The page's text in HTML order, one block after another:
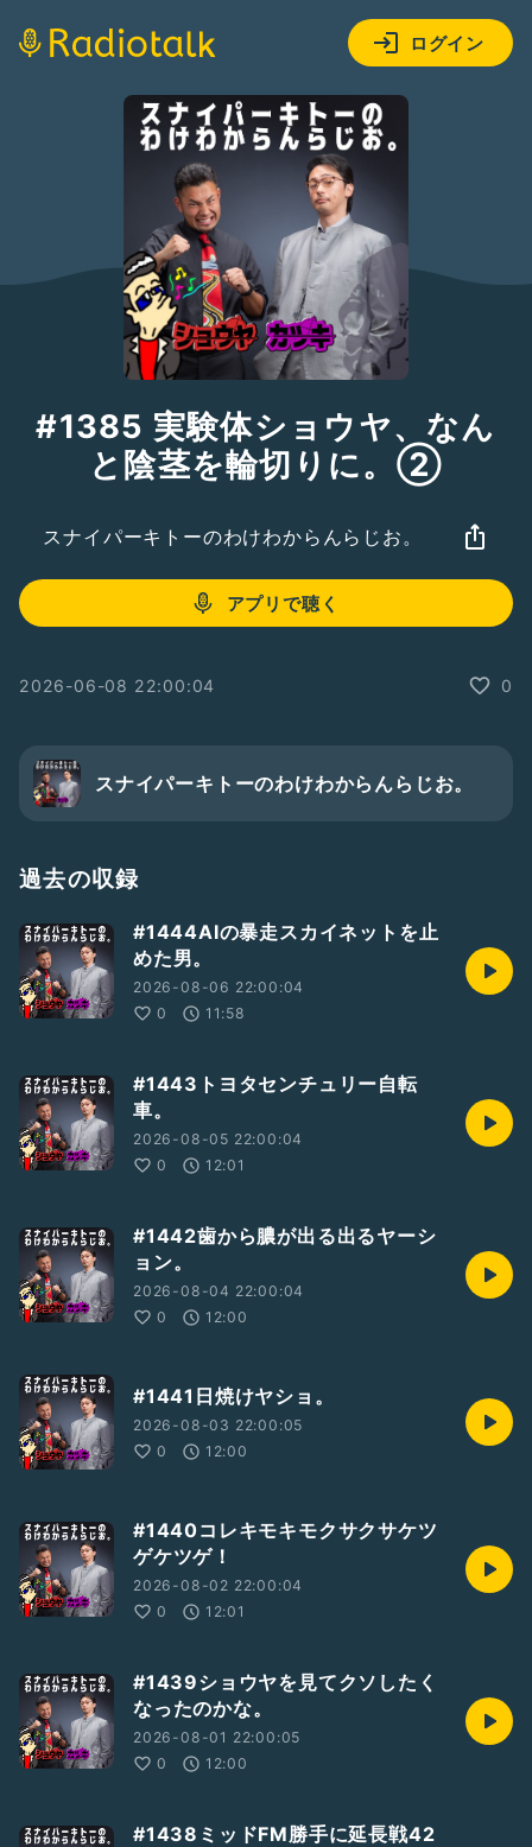
ログイン
#1385 実験体ショウヤ、なん
と陰茎を輪切りに。②
スナイパーキトーのわけわからんらじお。
アプリで聴く
2026-06-08 22:00:04 0
スナイパーキトーのわけわからんらじお。
過去の収録
#1444AIの暴走スカイネットを止
めた男。
2026-08-06 22:00:04
0
11:58
#1443トヨタセンチュリー自転
車。
2026-08-05 22:00:04
0
12:01
#1442歯から膿が出る出るヤーシ
ョン。
2026-08-04 22:00:04
0
12:00
#1441日焼けヤショ。
2026-08-03 22:00:05
0
12:00
#1440コレキモキモクサクサケツ
ゲケツゲ！
2026-08-02 22:00:04
0
12:01
#1439ショウヤを見てクソしたく
なったのかな。
2026-08-01 22:00:05
0
12:00
#1438ミッドFM勝手に延長戦42